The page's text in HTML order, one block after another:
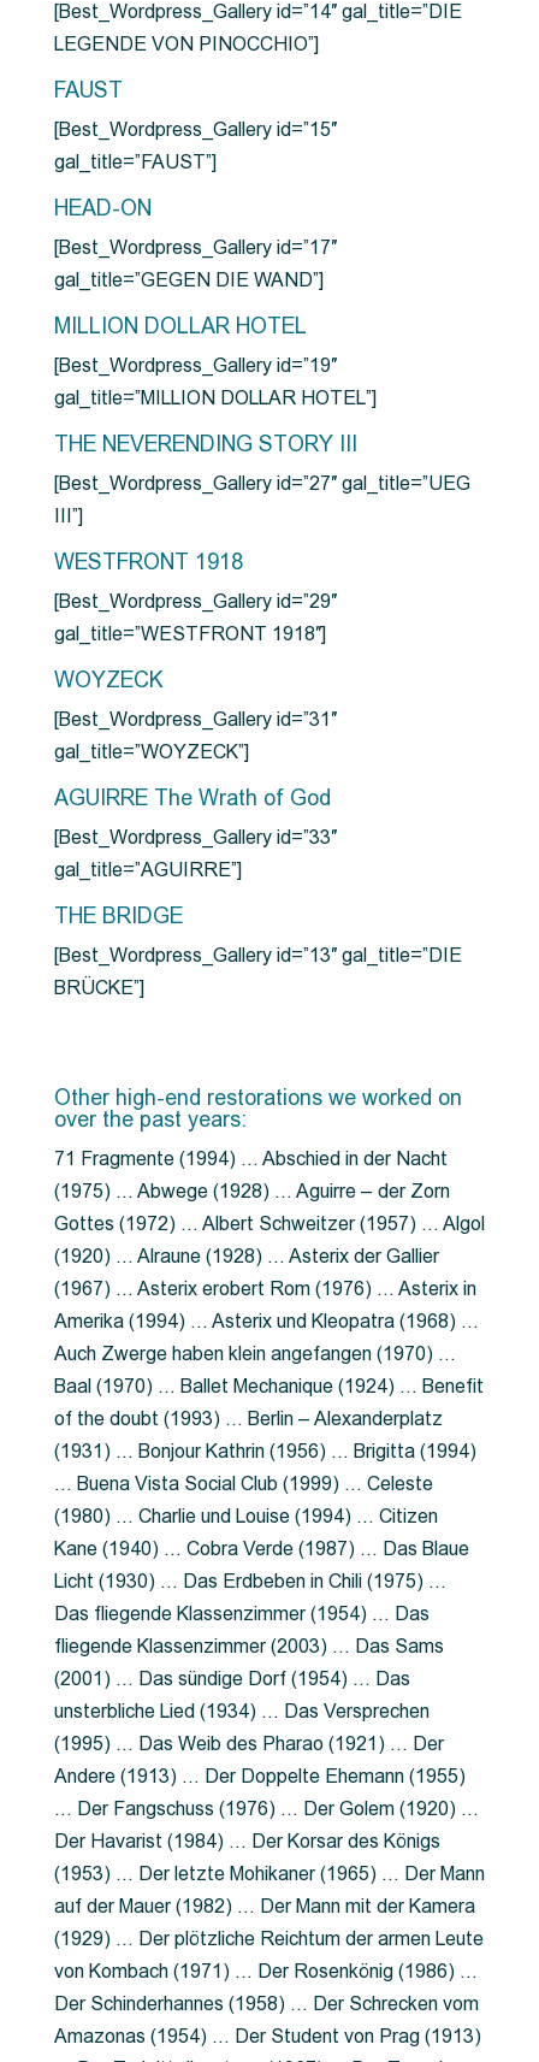
[Best_Wordpress_Gallery id=”14″ gal_title=”DIE
LEGENDE VON PINOCCHIO”]
FAUST
[Best_Wordpress_Gallery id=”15″
gal_title=”FAUST”]
HEAD-ON
[Best_Wordpress_Gallery id=”17″
gal_title=”GEGEN DIE WAND”]
MILLION DOLLAR HOTEL
[Best_Wordpress_Gallery id=”19″
gal_title=”MILLION DOLLAR HOTEL”]
THE NEVERENDING STORY III
[Best_Wordpress_Gallery id=”27″ gal_title=”UEG
III”]
WESTFRONT 1918
[Best_Wordpress_Gallery id=”29″
gal_title=”WESTFRONT 1918″]
WOYZECK
[Best_Wordpress_Gallery id=”31″
gal_title=”WOYZECK”]
AGUIRRE The Wrath of God
[Best_Wordpress_Gallery id=”33″
gal_title=”AGUIRRE”]
THE BRIDGE
[Best_Wordpress_Gallery id=”13″ gal_title=”DIE
BRÜCKE”]
Other high-end restorations we worked on
over the past years:
71 Fragmente (1994) … Abschied in der Nacht
(1975) … Abwege (1928) … Aguirre – der Zorn
Gottes (1972) … Albert Schweitzer (1957) … Algol
(1920) … Alraune (1928) … Asterix der Gallier
(1967) … Asterix erobert Rom (1976) … Asterix in
Amerika (1994) … Asterix und Kleopatra (1968) …
Auch Zwerge haben klein angefangen (1970) …
Baal (1970) … Ballet Mechanique (1924) … Benefit
of the doubt (1993) … Berlin – Alexanderplatz
(1931) … Bonjour Kathrin (1956) … Brigitta (1994)
… Buena Vista Social Club (1999) … Celeste
(1980) … Charlie und Louise (1994) … Citizen
Kane (1940) … Cobra Verde (1987) … Das Blaue
Licht (1930) … Das Erdbeben in Chili (1975) …
Das fliegende Klassenzimmer (1954) … Das
fliegende Klassenzimmer (2003) … Das Sams
(2001) … Das sündige Dorf (1954) … Das
unsterbliche Lied (1934) … Das Versprechen
(1995) … Das Weib des Pharao (1921) … Der
Andere (1913) … Der Doppelte Ehemann (1955)
… Der Fangschuss (1976) … Der Golem (1920) …
Der Havarist (1984) … Der Korsar des Königs
(1953) … Der letzte Mohikaner (1965) … Der Mann
auf der Mauer (1982) … Der Mann mit der Kamera
(1929) … Der plötzliche Reichtum der armen Leute
von Kombach (1971) … Der Rosenkönig (1986) …
Der Schinderhannes (1958) … Der Schrecken vom
Amazonas (1954) … Der Student von Prag (1913)